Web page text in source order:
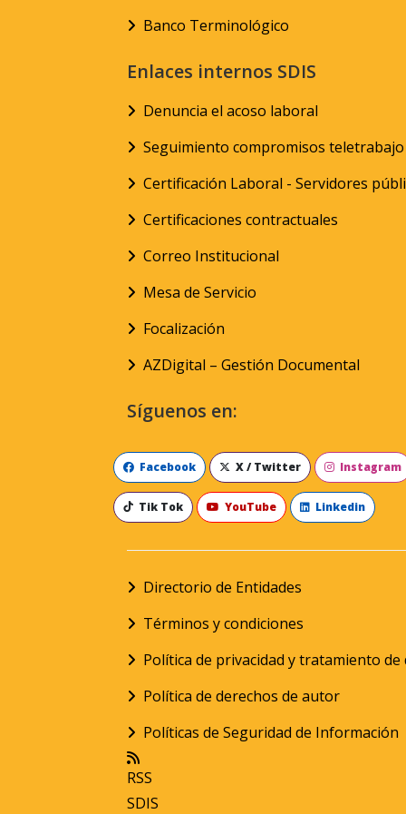
Banco Terminológico
Enlaces internos SDIS
Denuncia el acoso laboral
Seguimiento compromisos teletrabajo
Certificación Laboral - Servidores
Certificaciones contractuales
Correo Institucional
Mesa de Servicio
Focalización
AZDigital – Gestión Documental
Síguenos en:
Facebook X / Twitter Instagram
Tik Tok YouTube Linkedin
Directorio de Entidades
Términos y condiciones
Política de privacidad y tratamiento
Política de derechos de autor
Políticas de Seguridad de Información
RSS
SDIS